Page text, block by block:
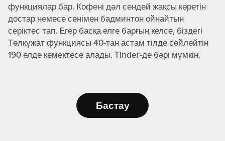
функциялар бар. Кофені дәл сендей жақсы көретін
достар немесе сенімен бадминтон ойнайтын
серіктес тап. Егер басқа елге барғың келсе, біздегі
Төлқұжат функциясы 40-тан астам тілде сөйлейтін
190 елде көмектесе алады. Tinder-де бәрі мүмкін.
Бастау